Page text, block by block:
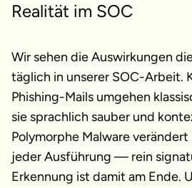
Realität im SOC
Wir sehen die Auswirkungen
täglich in unserer SOC-Arbeit.
Phishing-Mails umgehen
sie sprachlich sauber und
Polymorphe Malware
jeder Ausführung — rein
Erkennung ist damit am Ende.